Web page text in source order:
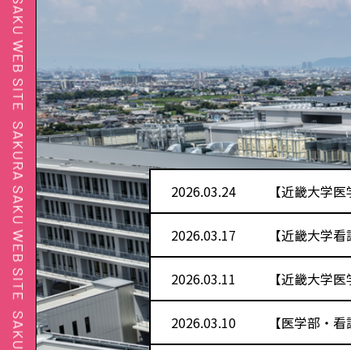
2026.03.24 【近畿大学
2026.03.17 【近畿大学
2026.03.11 【近畿大学
2026.03.10 【医学部・